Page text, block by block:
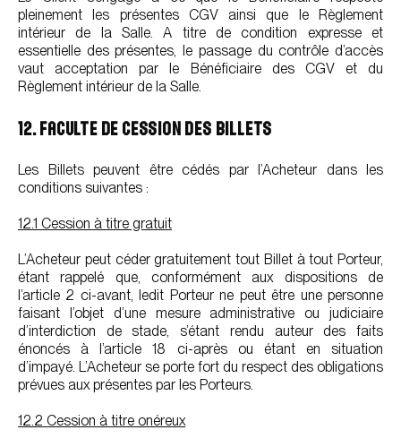
pleinement les présentes CGV ainsi que le Règlement
intérieur de la Salle. A titre de condition expresse et
essentielle des présentes, le passage du contrôle d’accès
vaut acceptation par le Bénéficiaire des CGV et du
Règlement intérieur de la Salle.
12. FACULTE DE CESSION DES BILLETS
Les Billets peuvent être cédés par l’Acheteur dans les
conditions suivantes :
12.1 Cession à titre gratuit
L’Acheteur peut céder gratuitement tout Billet à tout Porteur,
étant rappelé que, conformément aux dispositions de
l’article 2 ci-avant, ledit Porteur ne peut être une personne
faisant l’objet d’une mesure administrative ou judiciaire
d’interdiction de stade, s’étant rendu auteur des faits
énoncés à l’article 18 ci-après ou étant en situation
d’impayé. L’Acheteur se porte fort du respect des obligations
prévues aux présentes par les Porteurs.
12.2 Cession à titre onéreux